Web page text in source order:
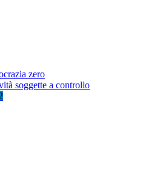
zero
soggette a controllo